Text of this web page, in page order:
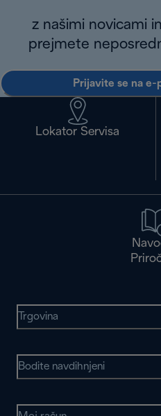
z našimi novicami
prejmete
Prijavite se na
Lokator Servisa
Trgovina
Bodite navdihnjeni